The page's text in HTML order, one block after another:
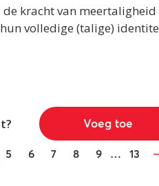
kracht van
volledige (talige)
Voeg toe
5 6 7 8 9 … 13